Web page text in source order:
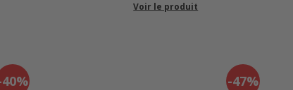
Voir le produit
-47%